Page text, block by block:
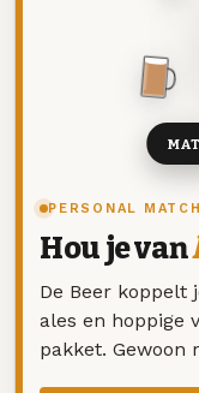
PERSONAL
Hou je van
De Beer koppelt
ales en hoppige
pakket. Gewoon